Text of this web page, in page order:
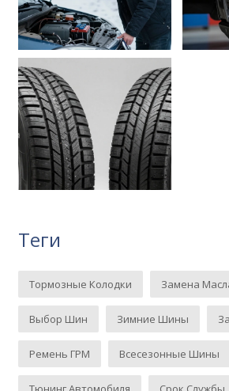
Теги
Тормозные Колодки Замена
Выбор Шин Зимние Шины
Ремень ГРМ Всесезонные Шины